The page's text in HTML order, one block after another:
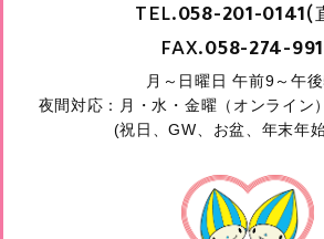
TEL.058-201-0141(
FAX.058-274-
月～日曜日 午前9～午
夜間対応：月・水・金曜（オンライン
(祝日、GW、お盆、年末年